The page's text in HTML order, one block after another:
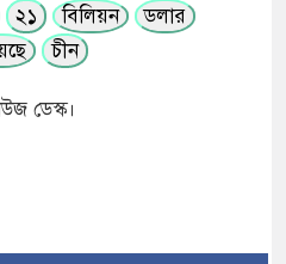
২১ বিলিয়ন
ডলার
চীন
ডেস্ক।